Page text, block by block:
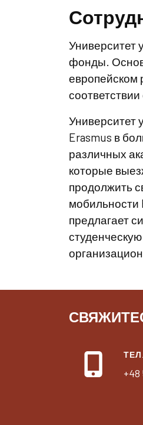
Университет
фонды.
европейском
Университет
Erasmus в
различных
которые
продолжить
мобильности
предлагает
ТЕЛ.
+48